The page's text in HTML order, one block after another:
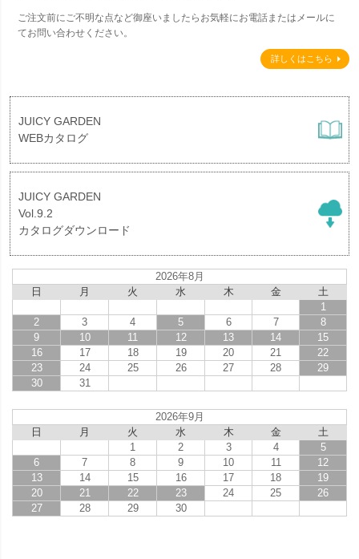
ご注文前にご不明な点など御座いましたらお気軽にお電話またはメールに
てお問い合わせください。
詳しくはこちら
JUICY GARDEN
WEBカタログ
JUICY GARDEN
Vol.9.2
カタログダウンロード
2026年8月
日
月 火 水 木 金
土
1
2
3 4 5 6 7
8
9
10 11 12 13 14
15
16
17 18 19 20 21
22
23
24 25 26 27 28
29
30
31
2026年9月
日
月 火 水 木 金
土
1
2 3 4
5
6
7 8 9 10 11
12
13
14 15 16 17 18
19
20
21 22 23 24 25
26
27
28 29 30